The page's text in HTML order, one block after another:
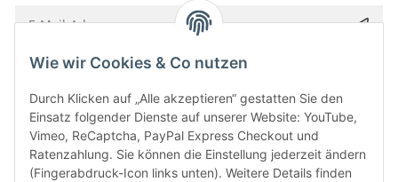
Bitte senden Sie mir entsprechend IhrerDatenschutzerklärung
Wie wir Cookies & Co nutzen
Durch Klicken auf „Alle akzeptieren“ gestatten Sie den
Einsatz folgender Dienste auf unserer Website: YouTube,
Vimeo, ReCaptcha, PayPal Express Checkout und
Ratenzahlung. Sie können die Einstellung jederzeit ändern
(Fingerabdruck-Icon links unten). Weitere Details finden